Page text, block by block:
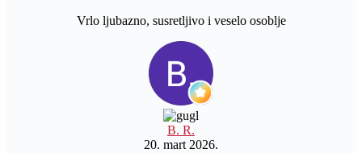
Vrlo ljubazno, susretljivo i veselo osoblje
B. R.
20. mart 2026.